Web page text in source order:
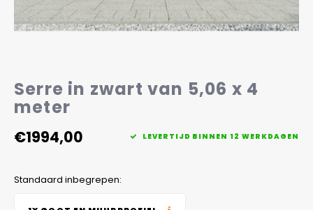
Serre in zwart van 5,06 x 4
meter
€1994,00 LEVERTIJD BINNEN 12 WERKDAGEN
Standaard inbegrepen: